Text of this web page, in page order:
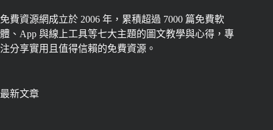
免費資源網成立於 2006 年，累積超過 7000 篇免費軟
體、App 與線上工具等七大主題的圖文教學與心得，專
注分享實用且值得信賴的免費資源。
最新文章